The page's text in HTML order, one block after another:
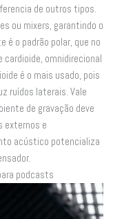
de outros tipos.
ou mixers, garantindo o
é o padrão polar, que no
cardioide, omnidirecional
é o mais usado, pois
ruídos laterais. Vale
de gravação deve
externos e
acústico potencializa
podcasts